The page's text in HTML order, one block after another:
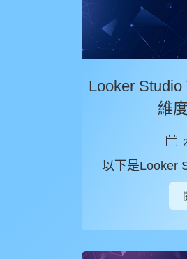
Looker
維
以下是Looker